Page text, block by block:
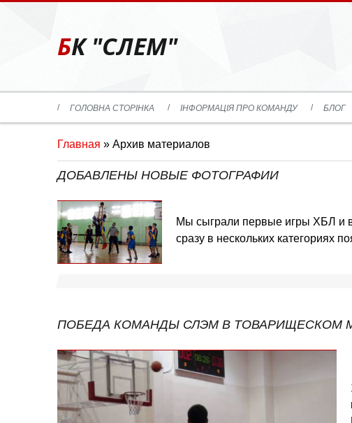
БК "СЛЕМ"
ГОЛОВНА СТОРІНКА ІНФОРМАЦІЯ ПРО КОМАНДУ БЛОГ
Главная » Архив материалов
ДОБАВЛЕНЫ НОВЫЕ ФОТОГРАФИИ
Мы сыграли первые игры ХБЛ и
сразу в нескольких категориях
ПОБЕДА КОМАНДЫ СЛЭМ В ТОВАРИЩЕСКОМ